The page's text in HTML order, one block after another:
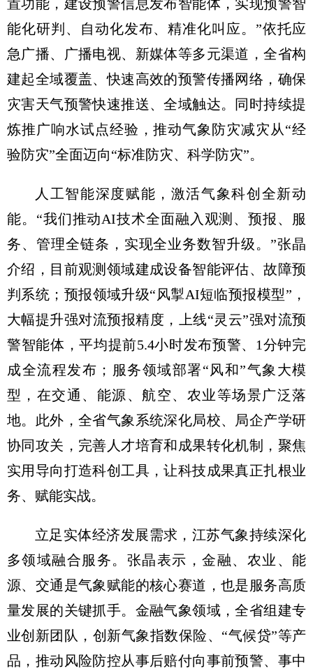
置功能，建设预警信息发布智能体，实现预警智
能化研判、自动化发布、精准化叫应。”依托应
急广播、广播电视、新媒体等多元渠道，全省构
建起全域覆盖、快速高效的预警传播网络，确保
灾害天气预警快速推送、全域触达。同时持续提
炼推广响水试点经验，推动气象防灾减灾从“经
验防灾”全面迈向“标准防灾、科学防灾”。
人工智能深度赋能，激活气象科创全新动
能。“我们推动AI技术全面融入观测、预报、服
务、管理全链条，实现全业务数智升级。”张晶
介绍，目前观测领域建成设备智能评估、故障预
判系统；预报领域升级“风掣AI短临预报模型”，
大幅提升强对流预报精度，上线“灵云”强对流预
警智能体，平均提前5.4小时发布预警、1分钟完
成全流程发布；服务领域部署“风和”气象大模
型，在交通、能源、航空、农业等场景广泛落
地。此外，全省气象系统深化局校、局企产学研
协同攻关，完善人才培育和成果转化机制，聚焦
实用导向打造科创工具，让科技成果真正扎根业
务、赋能实战。
立足实体经济发展需求，江苏气象持续深化
多领域融合服务。张晶表示，金融、农业、能
源、交通是气象赋能的核心赛道，也是服务高质
量发展的关键抓手。金融气象领域，全省组建专
业创新团队，创新气象指数保险、“气候贷”等产
品，推动风险防控从事后赔付向事前预警、事中